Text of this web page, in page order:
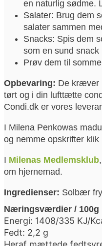
en naturlig sødme.
Salater: Brug dem
salater sammen
Snacks: Spis dem
som en sund snack
Prøv dem til
Opbevaring: De kræver
tørt og i din lufttætte
Condi.dk er vores
I Milena Penkowas
og nemme opskrifter klik
I Milenas Medlemsklub
om hjernemad.
Ingredienser: Solbær
Næringsværdier / 100g
Energi: 1408/335 KJ/
Fedt: 2,2 g